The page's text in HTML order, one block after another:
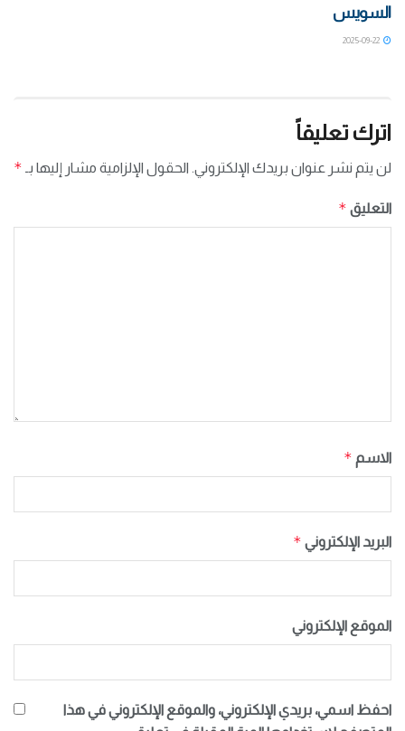
السويس
اترك تعليقاً
لن يتم نشر عنوان بريدك الإلكتروني. الحقول الإلزامية مشار إليها بـ *
التعليق *
الاسم *
البريد الإلكتروني *
الموقع الإلكتروني
احفظ اسمي، بريدي الإلكتروني، والموقع الإلكتروني في هذا